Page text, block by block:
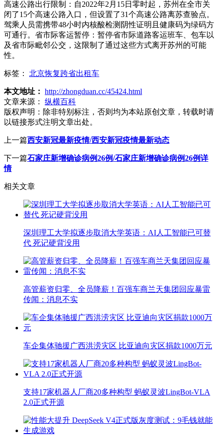
高速公路出行限制：自2022年2月15日零时起，苏州在全市关
闭了15个高速公路入口，但设置了31个高速公路离苏查验点。
驾乘人员需携带48小时内核酸检测阴性证明且健康码为绿码方
可通行。省市际客运暂停：暂停省市际道路客运班车、包车以
及省市际毗邻公交，这限制了通过这些方式离开苏州的可能
性。
标签： 北京恢复跨省出租车
本文地址： http://zhongduan.cc/45424.html
文章来源：
纵横百科
版权声明： 除非特别标注，否则均为本站原创文章，转载时请
以链接形式注明文章出处。
上一篇西安新冠最新疫情/西安新冠疫情最新动态
下一篇石家庄新增确诊病例26例/石家庄新增确诊病例26例详
情
相关文章
深圳理工大学拟逐步取消大学英语：AI人工智能已可替
代 死记硬背没用
高管薪资归零、全员降薪！百强车商兰天集团回应暴雷
传闻：消息不实
车企集体驰援广西洪涝灾区 比亚迪向灾区捐款1000万元
支持17家机器人厂商20多种构型 蚂蚁灵波LingBot-VLA
2.0正式开源